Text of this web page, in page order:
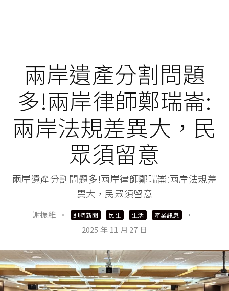
兩岸遺產分割問題
多!兩岸律師鄭瑞崙:
兩岸法規差異大，民
眾須留意
兩岸遺產分割問題多!兩岸律師鄭瑞崙:兩岸法規差
異大，民眾須留意
謝振維 · 即時新聞 民生 生活 產業訊息
·
2025 年 11 月 27 日